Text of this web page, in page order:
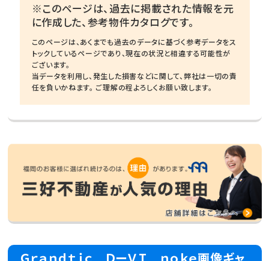
※このページは、過去に掲載された情報を元
に作成した、参考物件カタログです。
このページは、あくまでも過去のデータに基づく参考データをス
トックしているページであり、現在の状況と相違する可能性が
ございます。
当データを利用し、発生した損害などに関して、弊社は一切の責
任を負いかねます。 ご理解の程よろしくお願い致します。